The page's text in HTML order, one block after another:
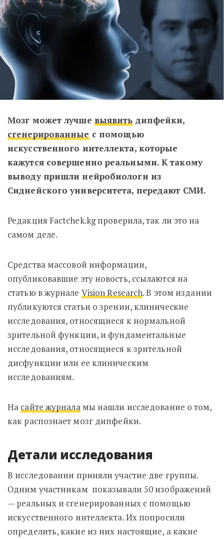
Мозг может лучше выявить дипфейки,
сгенерированные с помощью
искусственного интеллекта, которые
кажутся совершенно реальными. К такому
выводу пришли нейробиологи из
Сиднейского университета, передают СМИ.
Редакция Factchek.kg проверила, так ли это на
самом деле.
Средства массовой информации,
опубликовавшие эту новость, ссылаются на
статью в журнале Vision Research. В этом издании
публикуются статьи о зрении, клинические
исследования, относящиеся к нормальной
зрительной функции, и фундаментальные
исследования, относящиеся к зрительной
дисфункции или ее клиническим
исследованиям.
На сайте журналамы нашли исследование о том,
как распознает мозг дипфейки.
Детали исследования
В исследовании приняли участие две группы.
Одним участникам показывали 50 изображений
— реальных и сгенерированных с помощью
искусственного интеллекта. Их попросили
определить, какие из них настоящие, а какие